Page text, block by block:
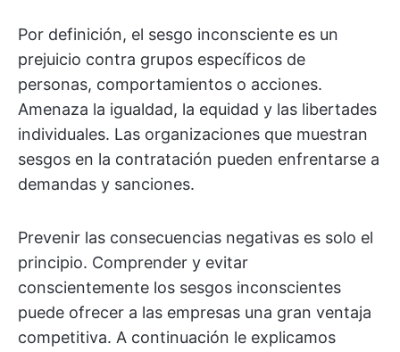
Por definición, el sesgo inconsciente es un
prejuicio contra grupos específicos de
personas, comportamientos o acciones.
Amenaza la igualdad, la equidad y las libertades
individuales. Las organizaciones que muestran
sesgos en la contratación pueden enfrentarse a
demandas y sanciones.
Prevenir las consecuencias negativas es solo el
principio. Comprender y evitar
conscientemente los sesgos inconscientes
puede ofrecer a las empresas una gran ventaja
competitiva. A continuación le explicamos